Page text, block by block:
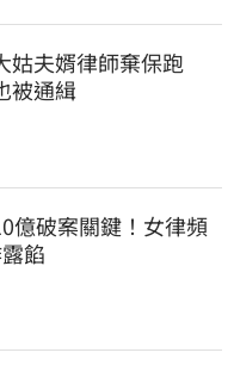
姑夫婿律師棄保跑
被通緝
億破案關鍵！女律頻
餡